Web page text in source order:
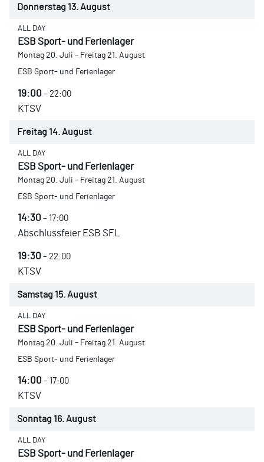
Donnerstag 13. August
ALL DAY
ESB Sport- und Ferienlager
Montag 20. Juli – Freitag 21. August
ESB Sport- und Ferienlager
19:00 – 22:00
KTSV
Freitag 14. August
ALL DAY
ESB Sport- und Ferienlager
Montag 20. Juli – Freitag 21. August
ESB Sport- und Ferienlager
14:30 – 17:00
Abschlussfeier ESB SFL
19:30 – 22:00
KTSV
Samstag 15. August
ALL DAY
ESB Sport- und Ferienlager
Montag 20. Juli – Freitag 21. August
ESB Sport- und Ferienlager
14:00 – 17:00
KTSV
Sonntag 16. August
ALL DAY
ESB Sport- und Ferienlager